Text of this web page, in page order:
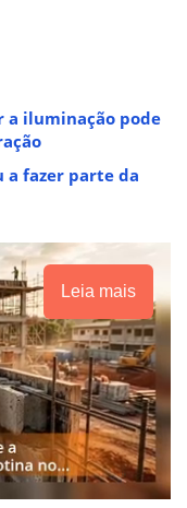
a iluminação pode
a fazer parte da
Leia mais